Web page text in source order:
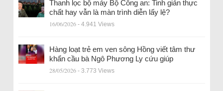
Thanh lọc bộ máy Bộ Công an: Tinh giản thực
chất hay vẫn là màn trình diễn lấy lệ?
16/06/2026 - 4.941 Views
Hàng loạt trẻ em ven sông Hồng viết tâm thư
khẩn cầu bà Ngô Phương Ly cứu giúp
28/05/2026 - 3.773 Views